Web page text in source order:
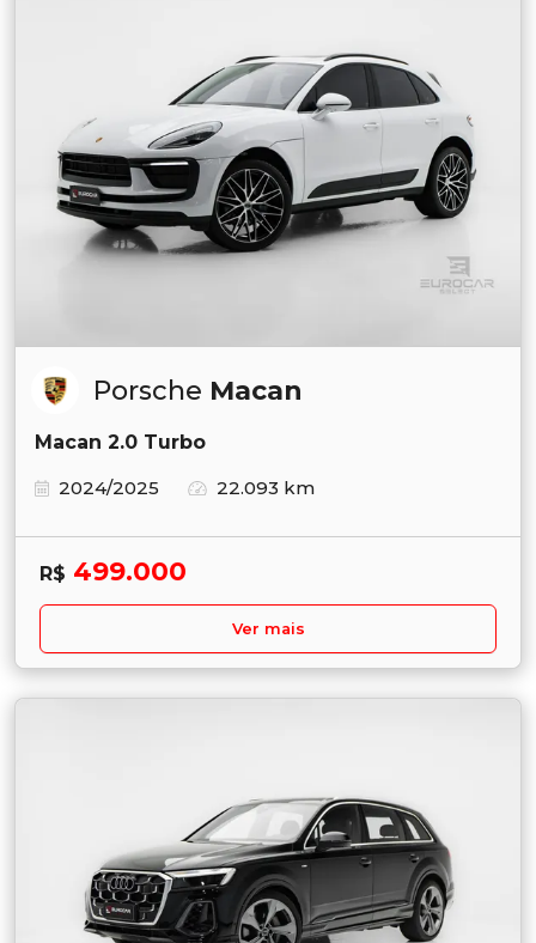
Porsche Macan
Macan 2.0 Turbo
2024/2025
22.093 km
R$ 499.000
Ver mais